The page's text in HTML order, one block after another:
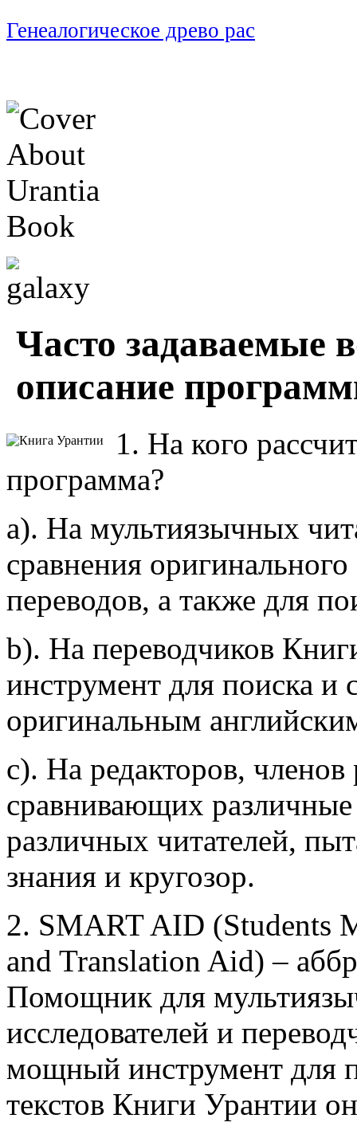
Генеалогическое древо рас
Часто задаваемые
описание
1. На кого
программа?
a). На мультиязычных
сравнения
переводов, а также для
b). На переводчиков
инструмент для поиска и
оригинальным
c). На редакторов,
сравнивающих
различных читателей,
знания и кругозор.
2. SMART AID (Students
and Translation Aid) –
Помощник для
исследователей и
мощный инструмент для
текстов Книги Урантии